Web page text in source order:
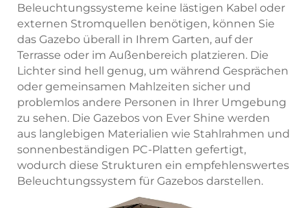
Beleuchtungssysteme keine lästigen Kabel oder
externen Stromquellen benötigen, können Sie
das Gazebo überall in Ihrem Garten, auf der
Terrasse oder im Außenbereich platzieren. Die
Lichter sind hell genug, um während Gesprächen
oder gemeinsamen Mahlzeiten sicher und
problemlos andere Personen in Ihrer Umgebung
zu sehen. Die Gazebos von Ever Shine werden
aus langlebigen Materialien wie Stahlrahmen und
sonnenbeständigen PC-Platten gefertigt,
wodurch diese Strukturen ein empfehlenswertes
Beleuchtungssystem für Gazebos darstellen.